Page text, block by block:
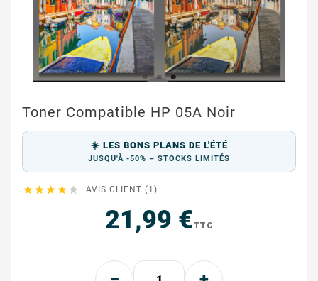
Toner Compatible HP 05A Noir
☀️ LES BONS PLANS DE L'ÉTÉ
JUSQU'À -50% – STOCKS LIMITÉS
     AVIS CLIENT (1)
21,99 €TTC